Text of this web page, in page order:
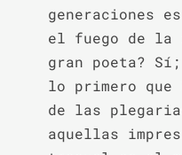
generaciones
el fuego de la
gran poeta?
lo primero que
de las
aquellas